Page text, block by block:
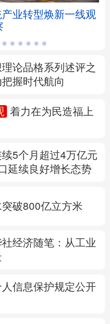
福建 江西
湖北
海南 重庆
日本語 한국어
产业转型焕新一线观
论品格系列述评之
握时代航向
着力在为民造福上
5个月超过4万亿元
延续良好增长态势
破800亿立方米
社经济随笔：从工业
信息保护规定公开